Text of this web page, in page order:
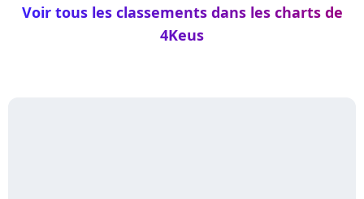
Voir tous les classements dans les charts de
4Keus